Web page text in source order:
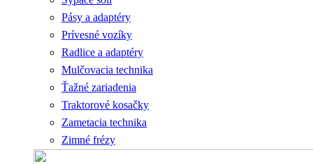
Pásy a adaptéry
Prívesné vozíky
Radlice a adaptéry
Mulčovacia technika
Ťažné zariadenia
Traktorové kosačky
Zametacia technika
Zimné frézy